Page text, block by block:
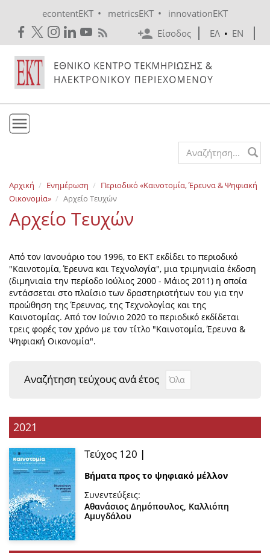
econtentEKT • metricsEKT •
innovationEKT
Είσοδος
ΕΛ • EN
Εκδόσεις
Επικοινωνία
Search form
Αρχική Ενημέρωση
Περιοδικό «Καινοτομία, Έρευνα & Ψηφιακή
Οικονομία»
Αρχείο Τευχών
Αρχείο Τευχών
Από τον Ιανουάριο του 1996, το ΕΚΤ εκδίδει το περιοδικό
"Καινοτομία, Έρευνα και Τεχνολογία", μια τριμηνιαία έκδοση
(διμηνιαία την περίοδο Ιούλιος 2000 - Μάιος 2011) η οποία
εντάσσεται στο πλαίσιο των δραστηριοτήτων του για την
προώθηση της Έρευνας, της Τεχνολογίας και της
Καινοτομίας. Από τον Ιούνιο 2020 το περιοδικό εκδίδεται
τρεις φορές τον χρόνο με τον τίτλο "Καινοτομία, Έρευνα &
Ψηφιακή Οικονομία".
Αναζήτηση τεύχους ανά έτος Αναζήτηση τεύχους
Year
2021
Τεύχος 120 |
Βήματα προς το ψηφιακό μέλλον
Συνεντεύξεις:
Αθανάσιος Δημόπουλος, Καλλιόπη
Αμυγδάλου